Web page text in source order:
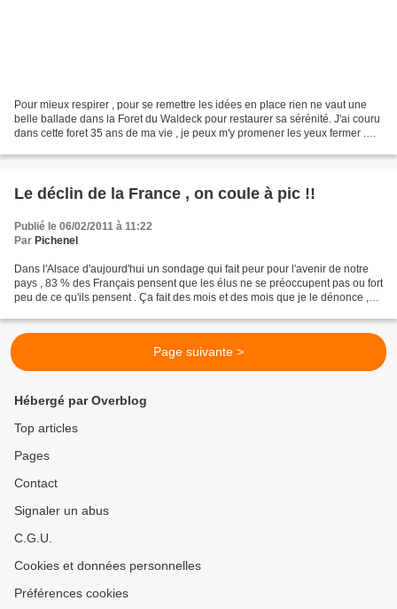
Pour mieux respirer , pour se remettre les idées en place rien ne vaut une
belle ballade dans la Foret du Waldeck pour restaurer sa sérénité. J'ai couru
dans cette foret 35 ans de ma vie , je peux m'y promener les yeux fermer .
Le déclin de la France , on coule à pic !!
Publié le 06/02/2011 à 11:22
Par Pichenel
Dans l'Alsace d'aujourd'hui un sondage qui fait peur pour l'avenir de notre
pays , 83 % des Français pensent que les élus ne se préoccupent pas ou fort
peu de ce qu'ils pensent . Ça fait des mois et des mois que je le dénonce ,
Page suivante >
Hébergé par Overblog
Top articles
Pages
Contact
Signaler un abus
C.G.U.
Cookies et données personnelles
Préférences cookies